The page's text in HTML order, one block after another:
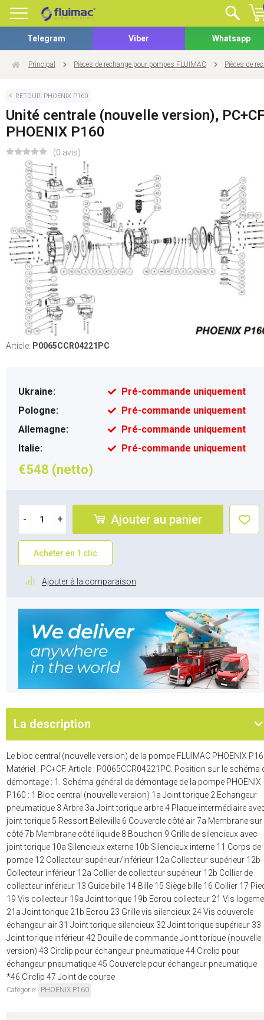
Telegram Viber Whatsapp
Principal Pièces de rechange pour pompes FLUIMAC Pièces de
RETOUR: PHOENIX P160
Unité centrale (nouvelle version),
PHOENIX P160
(0 avis)
Article: P0065CCR04221PC
Ukraine:
Pré-commande uniquement
Pologne:
Pré-commande uniquement
Allemagne:
Pré-commande uniquement
Italie:
Pré-commande uniquement
€548 (netto)
- + Ajouter au panier
Acheter en 1 clic
Ajouter à la comparaison
La description
Le bloc central (nouvelle version) de la pompe FLUIMAC PHOENIX
Matériel : PC+CF. Article : P0065CCR04221PC. Position sur le schéma
démontage : 1. Schéma général de démontage de la pompe PHOENIX
P160 : 1 Bloc central (nouvelle version) 1a Joint torique 2 Echangeur
pneumatique 3 Arbre 3a Joint torique arbre 4 Plaque intermédiaire
joint torique 5 Ressort Belleville 6 Couvercle côté air 7a Membrane sur
côté 7b Membrane côté liquide 8 Bouchon 9 Grille de silencieux avec
joint torique 10a Silencieux externe 10b Silencieux interne 11 Corps de
pompe 12 Collecteur supérieur/inférieur 12a Collecteur supérieur 12b
Collecteur inférieur 12a Collier de collecteur supérieur 12b Collier de
collecteur inférieur 13 Guide bille 14 Bille 15 Siège bille 16 Collier 17
19 Vis collecteur 19a Joint torique 19b Ecrou collecteur 21 Vis
21a Joint torique 21b Ecrou 23 Grille vis silencieux 24 Vis couvercle
échangeur air 31 Joint torique silencieux 32 Joint torique supérieur 33
Joint torique inférieur 42 Douille de commande Joint torique (nouvelle
version) 43 Circlip pour échangeur pneumatique 44 Circlip pour
échangeur pneumatique 45 Couvercle pour échangeur pneumatique
*46 Circlip 47 Joint de course
Catégorie: PHOENIX P160